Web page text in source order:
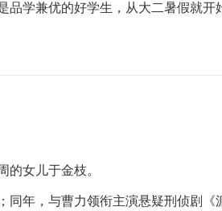
品学兼优的好学生，从大二暑假就开
的女儿于金枝。
同年，与曹力领衔主演悬疑刑侦剧《